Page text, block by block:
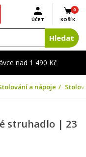
nad 1 490 Kč
0
KOŠÍK
ÚČET
Hledat
a nápoje
struhadlo | 23